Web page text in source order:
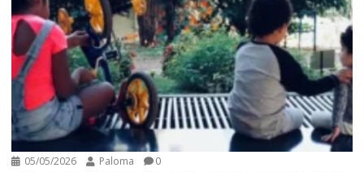
05/05/2026 Paloma 0